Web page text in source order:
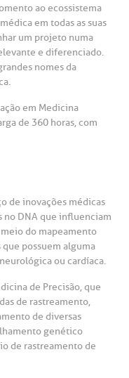
ao ecossistema
em todas as suas
um projeto numa
e diferenciado.
nomes da
em Medicina
de 360 horas, com
de inovações médicas
no DNA que influenciam
do mapeamento
possuem alguma
ou cardíaca.
de Precisão, que
de rastreamento,
de diversas
genético
de rastreamento de